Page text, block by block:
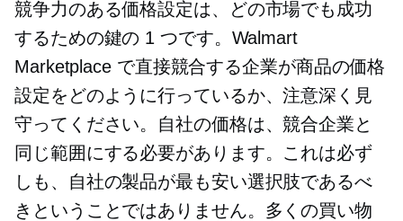
競争力のある価格設定は、どの市場でも成功
するための鍵の 1 つです。Walmart
Marketplace で直接競合する企業が商品の価格
設定をどのように行っているか、注意深く見
守ってください。自社の価格は、競合企業と
同じ範囲にする必要があります。これは必ず
しも、自社の製品が最も安い選択肢であるべ
きということではありません。多くの買い物